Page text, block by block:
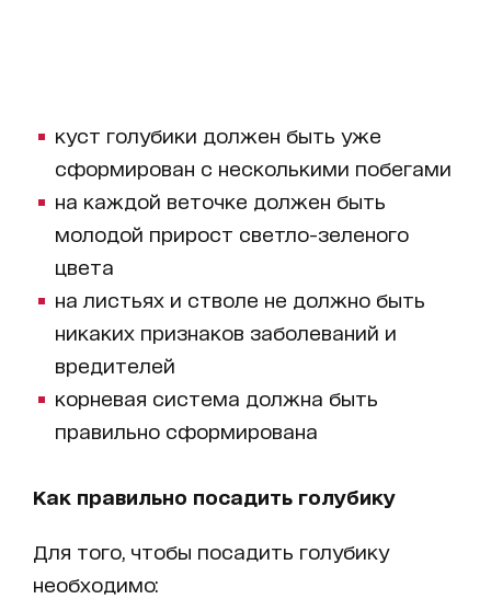
куст голубики должен быть уже
сформирован с несколькими побегами
на каждой веточке должен быть
молодой прирост светло-зеленого
цвета
на листьях и стволе не должно быть
никаких признаков заболеваний и
вредителей
корневая система должна быть
правильно сформирована
Как правильно посадить голубику
Для того, чтобы посадить голубику
необходимо: